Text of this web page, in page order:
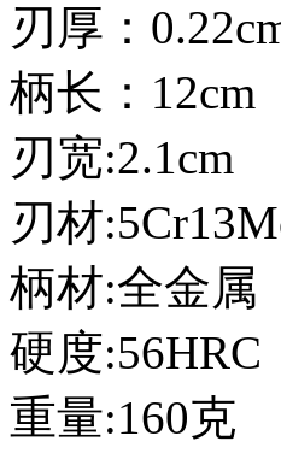
刃厚：
柄长：12cm
刃宽:2.1cm
刃材
柄材:全金属
硬度:56HRC
重量:160克